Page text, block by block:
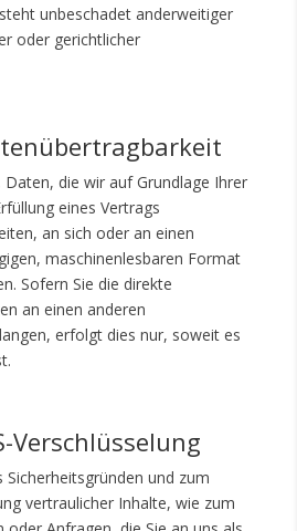
unbeschadet anderweitiger
oder gerichtlicher
Daten, die wir auf Grundlage Ihrer
eines Vertrags
an sich oder an einen
maschinenlesbaren Format
Sofern Sie die direkte
an einen anderen
erfolgt dies nur, soweit es
Verschlüsselung
Sicherheitsgründen und zum
vertraulicher Inhalte, wie zum